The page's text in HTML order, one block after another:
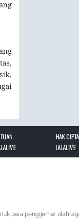
HAK
JALALIVE
para penggemar